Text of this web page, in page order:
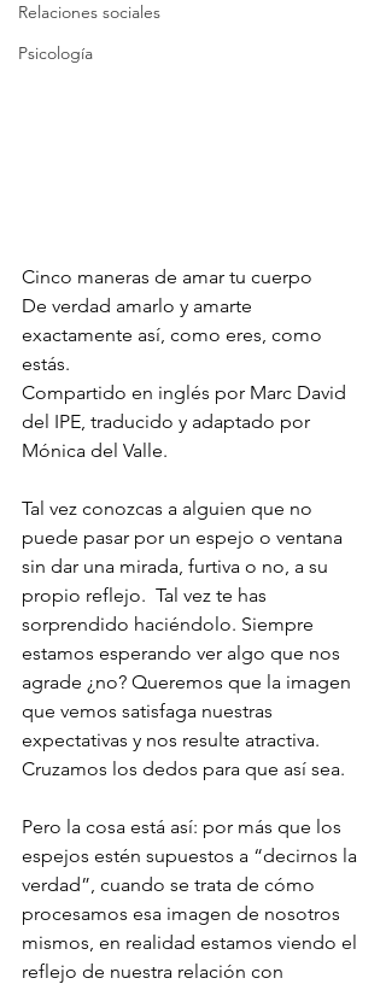
Relaciones sociales
Psicología
Cinco maneras de amar tu cuerpo
De verdad amarlo y amarte
exactamente así, como eres, como
estás.
Compartido en inglés por Marc David
del IPE, traducido y adaptado por
Mónica del Valle.
Tal vez conozcas a alguien que no
puede pasar por un espejo o ventana
sin dar una mirada, furtiva o no, a su
propio reflejo.  Tal vez te has
sorprendido haciéndolo. Siempre
estamos esperando ver algo que nos
agrade ¿no? Queremos que la imagen
que vemos satisfaga nuestras
expectativas y nos resulte atractiva.
Cruzamos los dedos para que así sea.
Pero la cosa está así: por más que los
espejos estén supuestos a “decirnos la
verdad”, cuando se trata de cómo
procesamos esa imagen de nosotros
mismos, en realidad estamos viendo el
reflejo de nuestra relación con